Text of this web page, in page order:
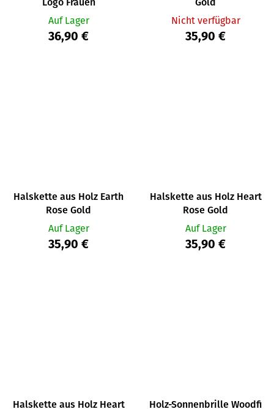
Auf Lager
36,90 €
Nicht verfügbar
35,90 €
Halskette aus Holz Earth
Rose Gold
Auf Lager
35,90 €
Halskette aus Holz Heart
Rose Gold
Auf Lager
35,90 €
Halskette aus Holz Heart
Holz-Sonnenbrille Woodfi